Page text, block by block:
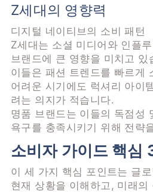
Z세대의 영향력
디지털 네이티브의 소비 패턴
Z세대는 소셜 미디어와 인플
브랜드에 큰 영향을 미치고 있
이들은 패션 트렌드를 빠르게
어려운 시기에도 럭셔리 아이
려는 의지가 적습니다.
명품 브랜드는 이들의 독점성
욕구를 충족시키기 위해 전략
소비자 가이드 핵심
이 세 가지 핵심 포인트는 글
현재 상황을 이해하고, 미래의